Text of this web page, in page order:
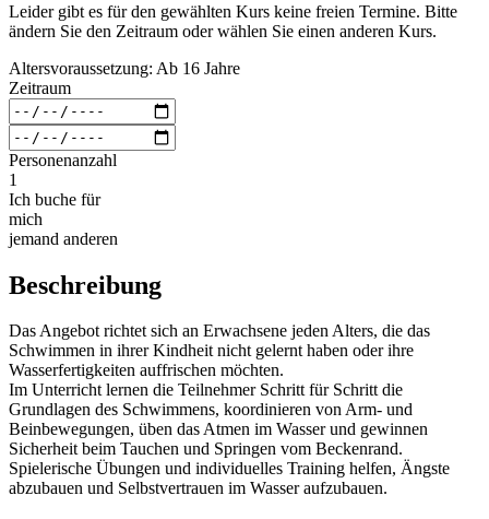
Leider gibt es für den gewählten Kurs keine freien Termine. Bitte
ändern Sie den Zeitraum oder wählen Sie einen anderen Kurs.
Altersvoraussetzung: Ab 16 Jahre
Zeitraum
Personenanzahl
1
Ich buche für
mich
jemand anderen
Beschreibung
Das Angebot richtet sich an Erwachsene jeden Alters, die das
Schwimmen in ihrer Kindheit nicht gelernt haben oder ihre
Wasserfertigkeiten auffrischen möchten.
Im Unterricht lernen die Teilnehmer Schritt für Schritt die
Grundlagen des Schwimmens, koordinieren von Arm- und
Beinbewegungen, üben das Atmen im Wasser und gewinnen
Sicherheit beim Tauchen und Springen vom Beckenrand.
Spielerische Übungen und individuelles Training helfen, Ängste
abzubauen und Selbstvertrauen im Wasser aufzubauen.